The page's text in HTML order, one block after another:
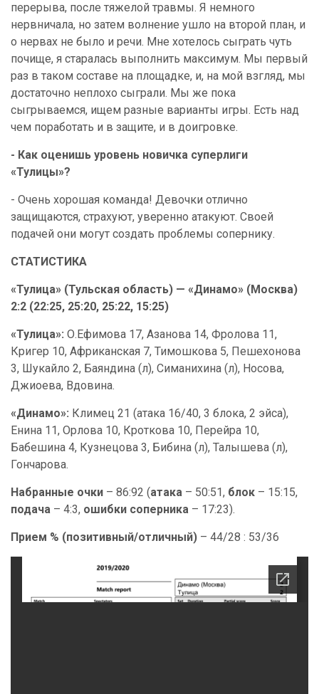
перерыва, после тяжелой травмы. Я немного
нервничала, но затем волнение ушло на второй план, и
о нервах не было и речи. Мне хотелось сыграть чуть
почище, я старалась выполнить максимум. Мы первый
раз в таком составе на площадке, и, на мой взгляд, мы
достаточно неплохо сыграли. Мы же пока
сыгрываемся, ищем разные варианты игры. Есть над
чем поработать и в защите, и в доигровке.
- Как оценишь уровень новичка суперлиги
«Тулицы»?
- Очень хорошая команда! Девочки отлично
защищаются, страхуют, уверенно атакуют. Своей
подачей они могут создать проблемы сопернику.
СТАТИСТИКА
«Тулица» (Тульская область) — «Динамо» (Москва)
2:2 (22:25, 25:20, 25:22, 15:25)
«Тулица»: О.Ефимова 17, Азанова 14, Фролова 11,
Кригер 10, Африканская 7, Тимошкова 5, Пешехонова
3, Шукайло 2, Баяндина (л), Симанихина (л), Носова,
Джиоева, Вдовина.
«Динамо»: Климец 21 (атака 16/40, 3 блока, 2 эйса),
Енина 11, Орлова 10, Кроткова 10, Перейра 10,
Бабешина 4, Кузнецова 3, Бибина (л), Талышева (л),
Гончарова.
Набранные очки – 86:92 (атака – 50:51, блок – 15:15,
подача – 4:3, ошибки соперника – 17:23).
Прием % (позитивный/отличный) – 44/28 : 53/36